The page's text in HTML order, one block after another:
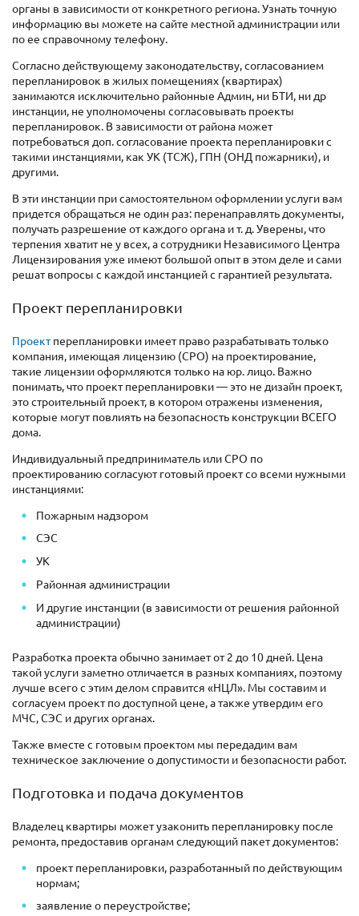
органы в зависимости от конкретного региона. Узнать точную
информацию вы можете на сайте местной администрации или
по ее справочному телефону.
Согласно действующему законодательству, согласованием
перепланировок в жилых помещениях (квартирах)
занимаются исключительно районные Админ, ни БТИ, ни др
инстанции, не уполномочены согласовывать проекты
перепланировок. В зависимости от района может
потребоваться доп. согласование проекта перепланировки с
такими инстанциями, как УК (ТСЖ), ГПН (ОНД пожарники), и
другими.
В эти инстанции при самостоятельном оформлении услуги вам
придется обращаться не один раз: перенаправлять документы,
получать разрешение от каждого органа и т. д. Уверены, что
терпения хватит не у всех, а сотрудники Независимого Центра
Лицензирования уже имеют большой опыт в этом деле и сами
решат вопросы с каждой инстанцией с гарантией результата.
Проект перепланировки
Проектперепланировки имеет право разрабатывать только
компания, имеющая лицензию (СРО) на проектирование,
такие лицензии оформляются только на юр. лицо. Важно
понимать, что проект перепланировки — это не дизайн проект,
это строительный проект, в котором отражены изменения,
которые могут повлиять на безопасность конструкции ВСЕГО
дома.
Индивидуальный предприниматель или СРО по
проектированию согласуют готовый проект со всеми нужными
инстанциями:
Пожарным надзором
СЭС
УК
Районная администрации
И другие инстанции (в зависимости от решения районной
администрации)
Разработка проекта обычно занимает от 2 до 10 дней. Цена
такой услуги заметно отличается в разных компаниях, поэтому
лучше всего с этим делом справится «НЦЛ». Мы составим и
согласуем проектпо доступной цене, а также утвердим его
МЧС, СЭС и других органах.
Также вместе с готовым проектом мы передадим вам
техническое заключение о допустимости и безопасности работ.
Подготовка и подача документов
Владелец квартиры может узаконить перепланировку после
ремонта, предоставив органам следующий пакет документов:
проект перепланировки, разработанный по действующим
нормам;
заявление о переустройстве;